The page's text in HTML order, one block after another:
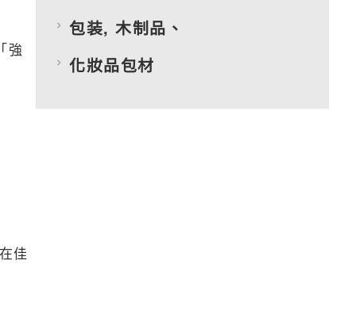
強
佳
包装, 木制品、
化妝品包材